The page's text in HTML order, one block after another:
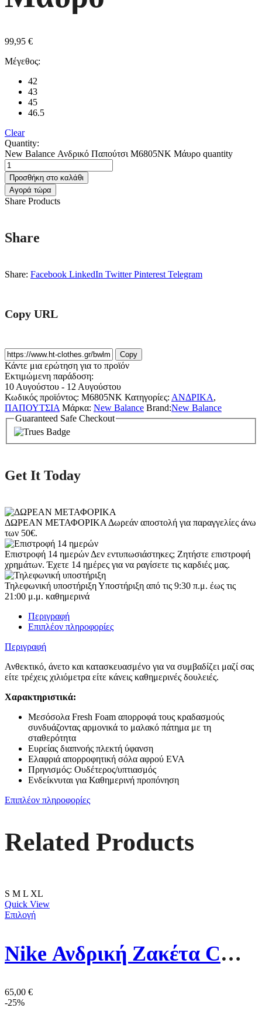
99,95 €
Μέγεθος:
42
43
45
46.5
Clear
Quantity:
New Balance Ανδρικό Παπούτσι M6805NK Μάυρο quantity
Προσθήκη στο καλάθι
Αγορά τώρα
Share Products
Share
Share: Facebook LinkedIn Twitter Pinterest Telegram
Copy URL
Copy
Κάντε μια ερώτηση για το προϊόν
Εκτιμώμενη παράδοση:
10 Αυγούστου - 12 Αυγούστου
Κωδικός προϊόντος: M6805NK Κατηγορίες: ΑΝΔΡΙΚΑ,
ΠΑΠΟΥΤΣΙΑ Μάρκα: New Balance Brand:New Balance
Guaranteed Safe Checkout
Get It Today
ΔΩΡΕΑΝ ΜΕΤΑΦΟΡΙΚΑ Δωρεάν αποστολή για παραγγελίες άνω
των 50€.
Επιστροφή 14 ημερών Δεν εντυπωσιάστηκες; Ζητήστε επιστροφή
χρημάτων. Έχετε 14 ημέρες για να ραγίσετε τις καρδιές μας.
Τηλεφωνική υποστήριξηΥποστήριξη από τις 9:30 π.μ. έως τις
21:00 μ.μ. καθημερινά
Περιγραφή
Επιπλέον πληροφορίες
Περιγραφή
Ανθεκτικό, άνετο και κατασκευασμένο για να συμβαδίζει μαζί σας
είτε τρέχεις χιλιόμετρα είτε κάνεις καθημερινές δουλειές.
Χαρακτηριστικά:
Μεσόσολα Fresh Foam απορροφά τους κραδασμούς
συνδυάζοντας αρμονικά το μαλακό πάτημα με τη
σταθερότητα
Ευρείας διαπνοής πλεκτή ύφανση
Ελαφριά απορροφητική σόλα αφρού EVA
Πρηνισμός: Ουδέτερος/υπτιασμός
Ενδείκνυται για Καθημερινή προπόνηση
Επιπλέον πληροφορίες
Related Products
S M L XL
Quick View
Επιλογή
Nike Ανδρική Ζακέτα CW6887-063 Γκρι
65,00 €
-25%